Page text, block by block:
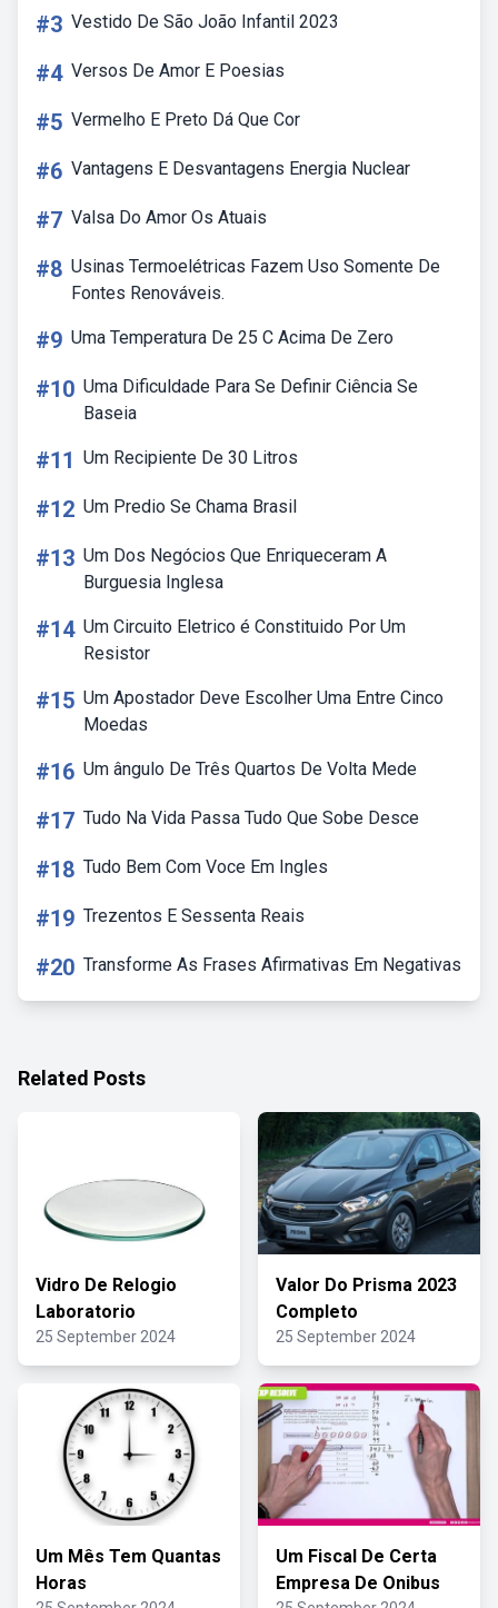
#3 Vestido De São João Infantil 2023
#4 Versos De Amor E Poesias
#5 Vermelho E Preto Dá Que Cor
#6 Vantagens E Desvantagens Energia Nuclear
#7 Valsa Do Amor Os Atuais
#8 Usinas Termoelétricas Fazem Uso Somente De
Fontes Renováveis.
#9 Uma Temperatura De 25 C Acima De Zero
#10 Uma Dificuldade Para Se Definir Ciência Se
Baseia
#11 Um Recipiente De 30 Litros
#12 Um Predio Se Chama Brasil
#13 Um Dos Negócios Que Enriqueceram A
Burguesia Inglesa
#14 Um Circuito Eletrico é Constituido Por Um
Resistor
#15 Um Apostador Deve Escolher Uma Entre Cinco
Moedas
#16 Um ângulo De Três Quartos De Volta Mede
#17 Tudo Na Vida Passa Tudo Que Sobe Desce
#18 Tudo Bem Com Voce Em Ingles
#19 Trezentos E Sessenta Reais
#20 Transforme As Frases Afirmativas Em Negativas
Related Posts
Vidro De Relogio
Laboratorio
25 September 2024
Valor Do Prisma 2023
Completo
25 September 2024
Um Mês Tem Quantas
Horas
Um Fiscal De Certa
Empresa De Onibus